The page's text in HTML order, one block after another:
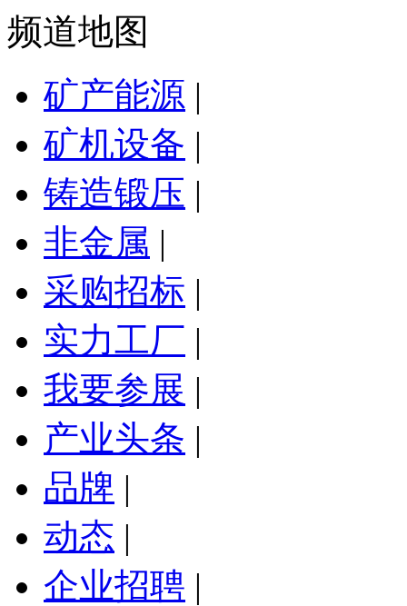
频道地图
矿产能源 |
矿机设备 |
铸造锻压 |
非金属 |
采购招标 |
实力工厂 |
我要参展 |
产业头条 |
品牌 |
动态 |
企业招聘 |